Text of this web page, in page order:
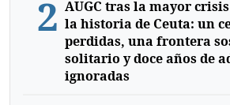
2 AUGC tras la mayor
la historia de Ceuta: un
perdidas, una frontera
solitario y doce años de
ignoradas